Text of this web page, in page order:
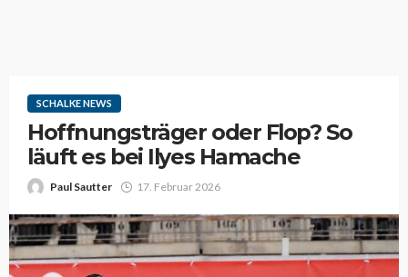
SCHALKE NEWS
Hoffnungsträger oder Flop? So
läuft es bei Ilyes Hamache
Paul Sautter 17. Februar 2026